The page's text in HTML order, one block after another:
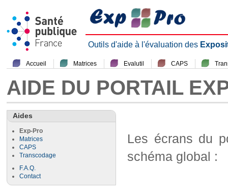
Outils d'aide à l'évaluation des
Accueil Matrices Evalutil CAPS
AIDE DU PORTAIL
Aides
Exp-Pro
Matrices
CAPS
Transcodage
F.A.Q.
Contact
Les écrans du
schéma global :